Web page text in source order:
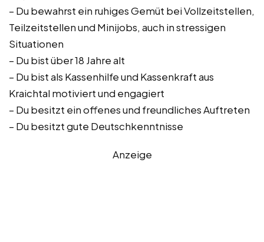
– Du bewahrst ein ruhiges Gemüt bei Vollzeitstellen,
Teilzeitstellen und Minijobs, auch in stressigen
Situationen
– Du bist über 18 Jahre alt
– Du bist als Kassenhilfe und Kassenkraft aus
Kraichtal motiviert und engagiert
– Du besitzt ein offenes und freundliches Auftreten
– Du besitzt gute Deutschkenntnisse
Anzeige